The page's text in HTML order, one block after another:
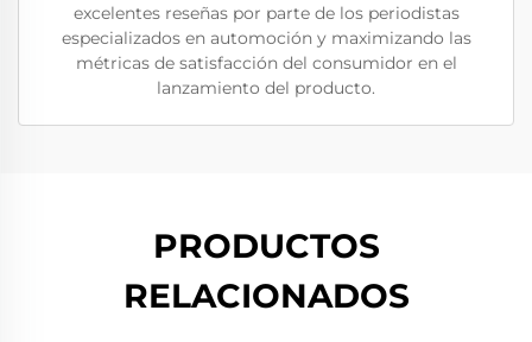
excelentes reseñas por parte de los periodistas
especializados en automoción y maximizando las
métricas de satisfacción del consumidor en el
lanzamiento del producto.
PRODUCTOS
RELACIONADOS